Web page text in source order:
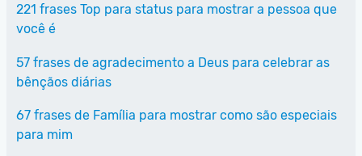
221 frases Top para status para mostrar a pessoa que
você é
57 frases de agradecimento a Deus para celebrar as
bênçãos diárias
67 frases de Família para mostrar como são especiais
para mim